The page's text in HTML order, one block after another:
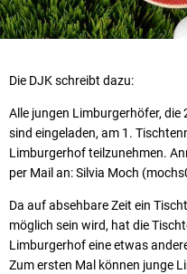
Die DJK schreibt dazu:
Alle jungen Limburgerhöfer,
sind eingeladen, am 1.
Limburgerhof teilzunehmen.
per Mail an: Silvia Moch
Da auf absehbare Zeit ein
möglich sein wird, hat die
Limburgerhof eine etwas
Zum ersten Mal können junge